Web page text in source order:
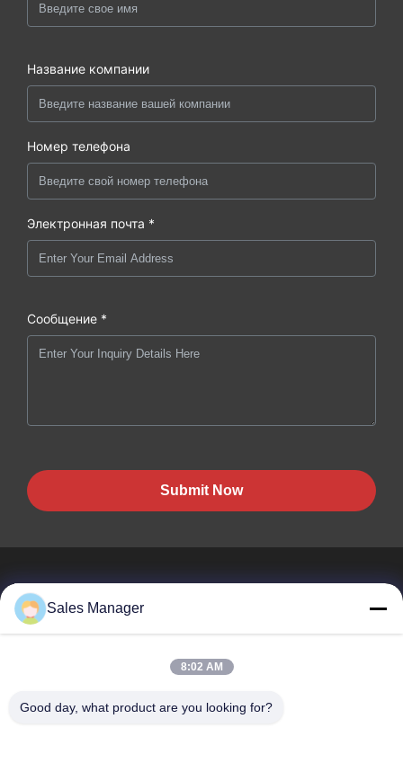
Название компании
Номер телефона
Электронная почта *
Сообщение *
Submit Now
Вы не только покупаете сталь, Вы но и покупаете любовь,
Быстрые Ссылки
Sales Manager
8:02 AM
Good day, what product are you looking for?